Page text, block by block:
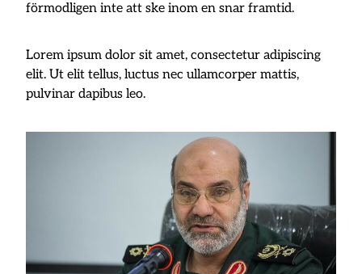
förmodligen inte att ske inom en snar framtid.
Lorem ipsum dolor sit amet, consectetur adipiscing
elit. Ut elit tellus, luctus nec ullamcorper mattis,
pulvinar dapibus leo.